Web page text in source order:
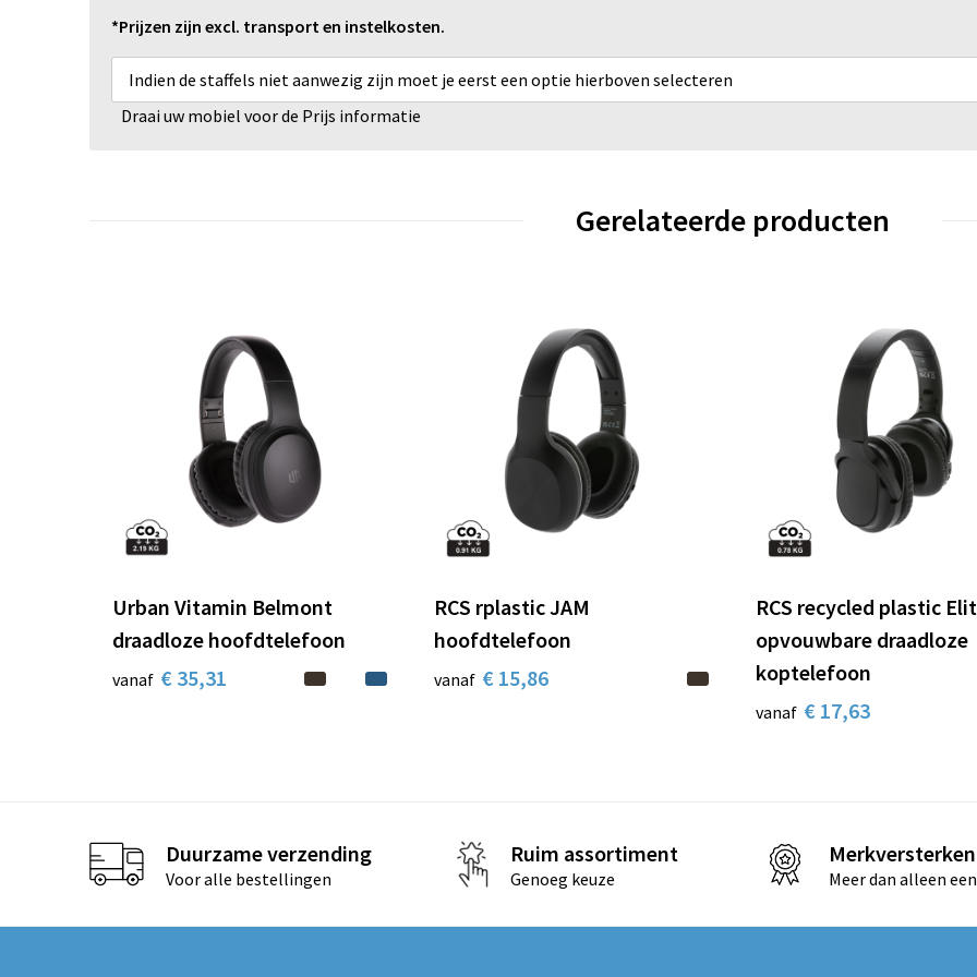
*Prijzen zijn excl. transport en instelkosten.
Indien de staffels niet aanwezig zijn moet je eerst een optie hierboven selecteren
Draai uw mobiel voor de Prijs informatie
Gerelateerde producten
Urban Vitamin Belmont
draadloze hoofdtelefoon
vanaf € 35,31
RCS rplastic JAM
hoofdtelefoon
vanaf € 15,86
RCS recycled plastic
opvouwbare draadloze
koptelefoon
vanaf € 17,63
Duurzame verzending
Voor alle bestellingen
Ruim assortiment
Genoeg keuze Meer dan alleen